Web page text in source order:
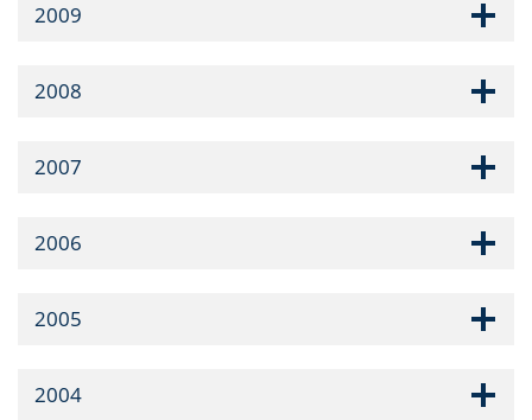
2009
2008
2007
2006
2005
2004